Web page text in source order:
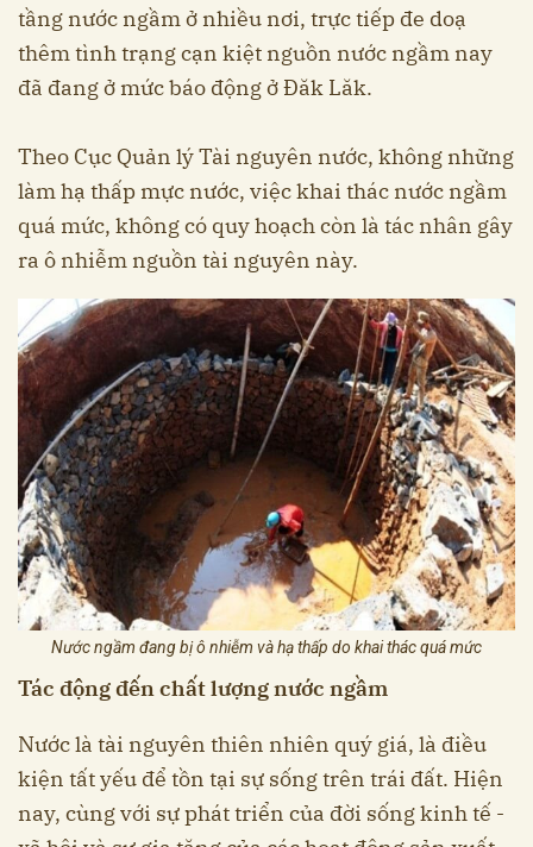
tầng nước ngầm ở nhiều nơi, trực tiếp đe doạ
thêm tình trạng cạn kiệt nguồn nước ngầm nay
đã đang ở mức báo động ở Đăk Lăk.
Theo Cục Quản lý Tài nguyên nước, không những
làm hạ thấp mực nước, việc khai thác nước ngầm
quá mức, không có quy hoạch còn là tác nhân gây
ra ô nhiễm nguồn tài nguyên này.
Nước ngầm đang bị ô nhiễm và hạ thấp do khai thác quá mức
Tác động đến chất lượng nước ngầm
Nước là tài nguyên thiên nhiên quý giá, là điều
kiện tất yếu để tồn tại sự sống trên trái đất. Hiện
nay, cùng với sự phát triển của đời sống kinh tế -